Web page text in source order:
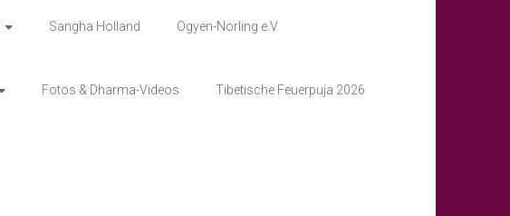
Sangha Holland Ogyen-Norling e.V.
Fotos & Dharma-Videos Tibetische Feuerpuja 2026